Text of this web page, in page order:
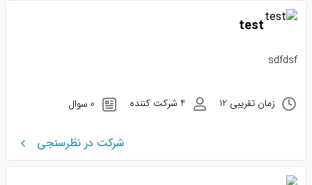
test
sdfdsf
زمان تقریبی 12 4 شرکت کننده 0 سوال
شرکت در نظرسنجی